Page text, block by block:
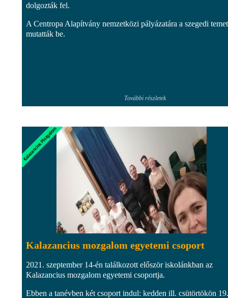
dolgozták fel.
A Centropa Alapítvány nemzetközi pályázatára a szegedi
mutatták be.
További részletek
Kalazancius mozgalom egyetemi csoport
2021. szeptember 14-én találkozott először iskolánkban az
Kalazancius mozgalom egyetemi csoportja.
Ebben a tanévben két csoport indul: kedden ill. csütörtökön